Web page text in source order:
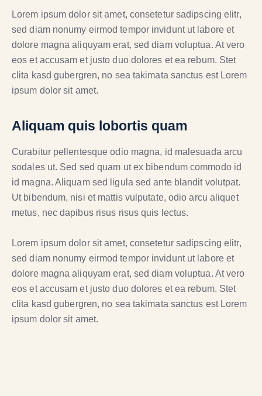
Lorem ipsum dolor sit amet, consetetur sadipscing elitr,
sed diam nonumy eirmod tempor invidunt ut labore et
dolore magna aliquyam erat, sed diam voluptua. At vero
eos et accusam et justo duo dolores et ea rebum. Stet
clita kasd gubergren, no sea takimata sanctus est Lorem
ipsum dolor sit amet.
Aliquam quis lobortis quam
Curabitur pellentesque odio magna, id malesuada arcu
sodales ut. Sed sed quam ut ex bibendum commodo id
id magna. Aliquam sed ligula sed ante blandit volutpat.
Ut bibendum, nisi et mattis vulputate, odio arcu aliquet
metus, nec dapibus risus risus quis lectus.
Lorem ipsum dolor sit amet, consetetur sadipscing elitr,
sed diam nonumy eirmod tempor invidunt ut labore et
dolore magna aliquyam erat, sed diam voluptua. At vero
eos et accusam et justo duo dolores et ea rebum. Stet
clita kasd gubergren, no sea takimata sanctus est Lorem
ipsum dolor sit amet.